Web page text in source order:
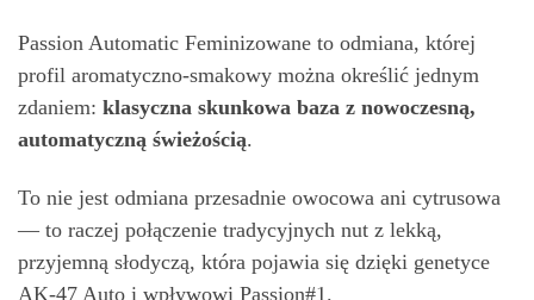
Passion Automatic Feminizowane to odmiana, której
profil aromatyczno-smakowy można określić jednym
zdaniem: klasyczna skunkowa baza z nowoczesną,
automatyczną świeżością.
To nie jest odmiana przesadnie owocowa ani cytrusowa
— to raczej połączenie tradycyjnych nut z lekką,
przyjemną słodyczą, która pojawia się dzięki genetyce
AK-47 Auto i wpływowi Passion#1.